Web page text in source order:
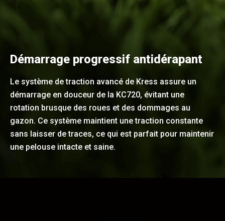
Démarrage progressif antidérapant
Le système de traction avancé de Kress assure un
démarrage en douceur de la KC720, évitant une
rotation brusque des roues et des dommages au
gazon. Ce système maintient une traction constante
sans laisser de traces, ce qui est parfait pour maintenir
une pelouse intacte et saine.